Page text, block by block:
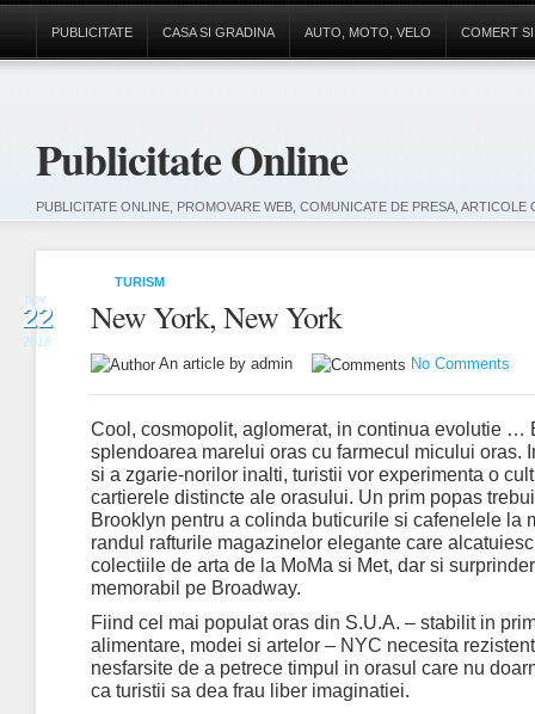
Publicitate Online
PUBLICITATE ONLINE, PROMOVARE WEB, COMUNICATE DE PRESA,
PUBLICITATE CASA SI GRADINA AUTO, MOTO, VELO COMERT
nov.
22
2018
TURISM
New York, New York
An article by admin No Comments
Cool, cosmopolit, aglomerat, in continua evolutie …
splendoarea marelui oras cu farmecul micului oras.
si a zgarie-norilor inalti, turistii vor experimenta o
cartierele distincte ale orasului. Un prim popas
Brooklyn pentru a colinda buticurile si cafenelele la
randul rafturile magazinelor elegante care
colectiile de arta de la MoMa si Met, dar si
memorabil pe Broadway.
Fiind cel mai populat oras din S.U.A. – stabilit in
alimentare, modei si artelor – NYC necesita
nesfarsite de a petrece timpul in orasul care nu
ca turistii sa dea frau liber imaginatiei.